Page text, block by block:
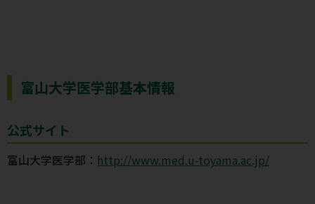
富山大学医学部基本情報
公式サイト
富山大学医学部： http://www.med.u-toyama.ac.jp/